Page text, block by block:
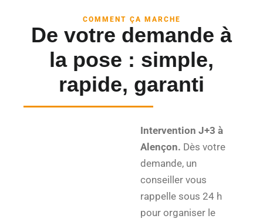
COMMENT ÇA MARCHE
De votre demande à
la pose : simple,
rapide, garanti
Intervention J+3 à
Alençon. Dès votre
demande, un
conseiller vous
rappelle sous 24 h
pour organiser le